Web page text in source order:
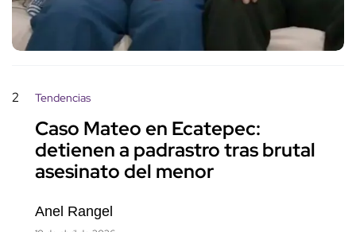
2 Tendencias
Caso Mateo en Ecatepec:
detienen a padrastro tras brutal
asesinato del menor
Anel Rangel